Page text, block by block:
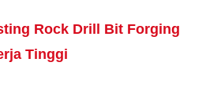
Rock Drill Bit Forging
Tinggi